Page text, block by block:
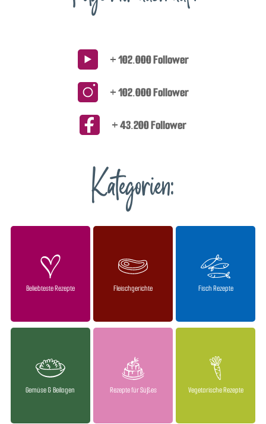
+ 102.000 Follower
+ 102.000 Follower
+ 43.200 Follower
Kategorien:
Beliebteste Rezepte Fleischgerichte Fisch Rezepte
Gemüse & Beilagen Rezepte für Süßes Vegetarische Rezepte